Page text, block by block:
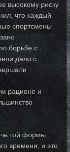
высокому риску
что каждый
спортсмены
борьбе с
дело с
рационе и
той формы,
времени, и это